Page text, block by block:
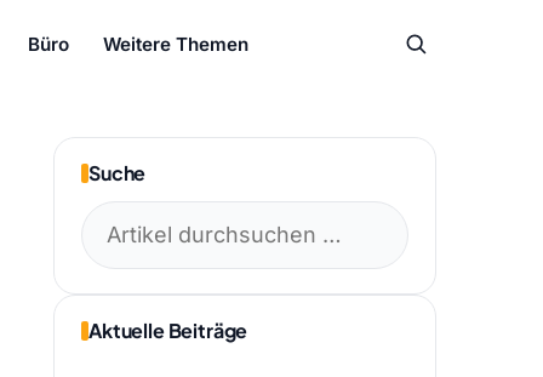
Büro Weitere Themen
Suche
Aktuelle Beiträge